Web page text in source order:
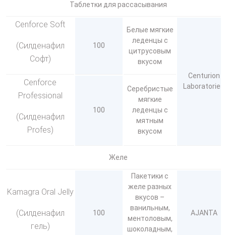
Таблетки для рассасывания
Cenforce Soft
(Силденафил
Софт)
100
Белые мягкие
леденцы с
цитрусовым
вкусом
Centurion
Laboratories
Cenforce
Professional
(Силденафил
Profes)
100
Серебристые
мягкие
леденцы с
мятным
вкусом
Желе
Kamagra Oral Jelly
(Силденафил
гель)
100
Пакетики с
желе разных
вкусов –
ванильным,
ментоловым,
шоколадным,
AJANTA